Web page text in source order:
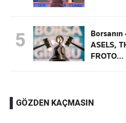
5
ASELS,
FROTO…
GÖZDEN KAÇMASIN